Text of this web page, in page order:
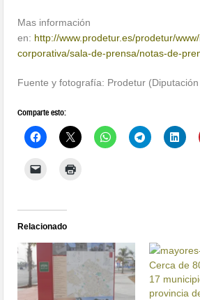
Mas información
en: http://www.prodetur.es/prodetur/
corporativa/sala-de-prensa/notas-de-
Fuente y fotografía: Prodetur
Comparte esto:
Relacionado
Cerca de
17
provincia